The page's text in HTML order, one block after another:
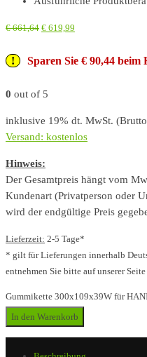
€661,64 € 619,99
Sparen Sie € 90,44
0 out of 5
inklusive 19% dt. MwSt.
Versand: kostenlos
Hinweis:
Der Gesamtpreis hängt vom
Kundenart (Privatperson oder
wird der endgültige Preis
Lieferzeit: 2-5 Tage*
* gilt für Lieferungen innerhalb
entnehmen Sie bitte auf unserer Seite
Gummikette 300x109x39W für
In den Warenkorb